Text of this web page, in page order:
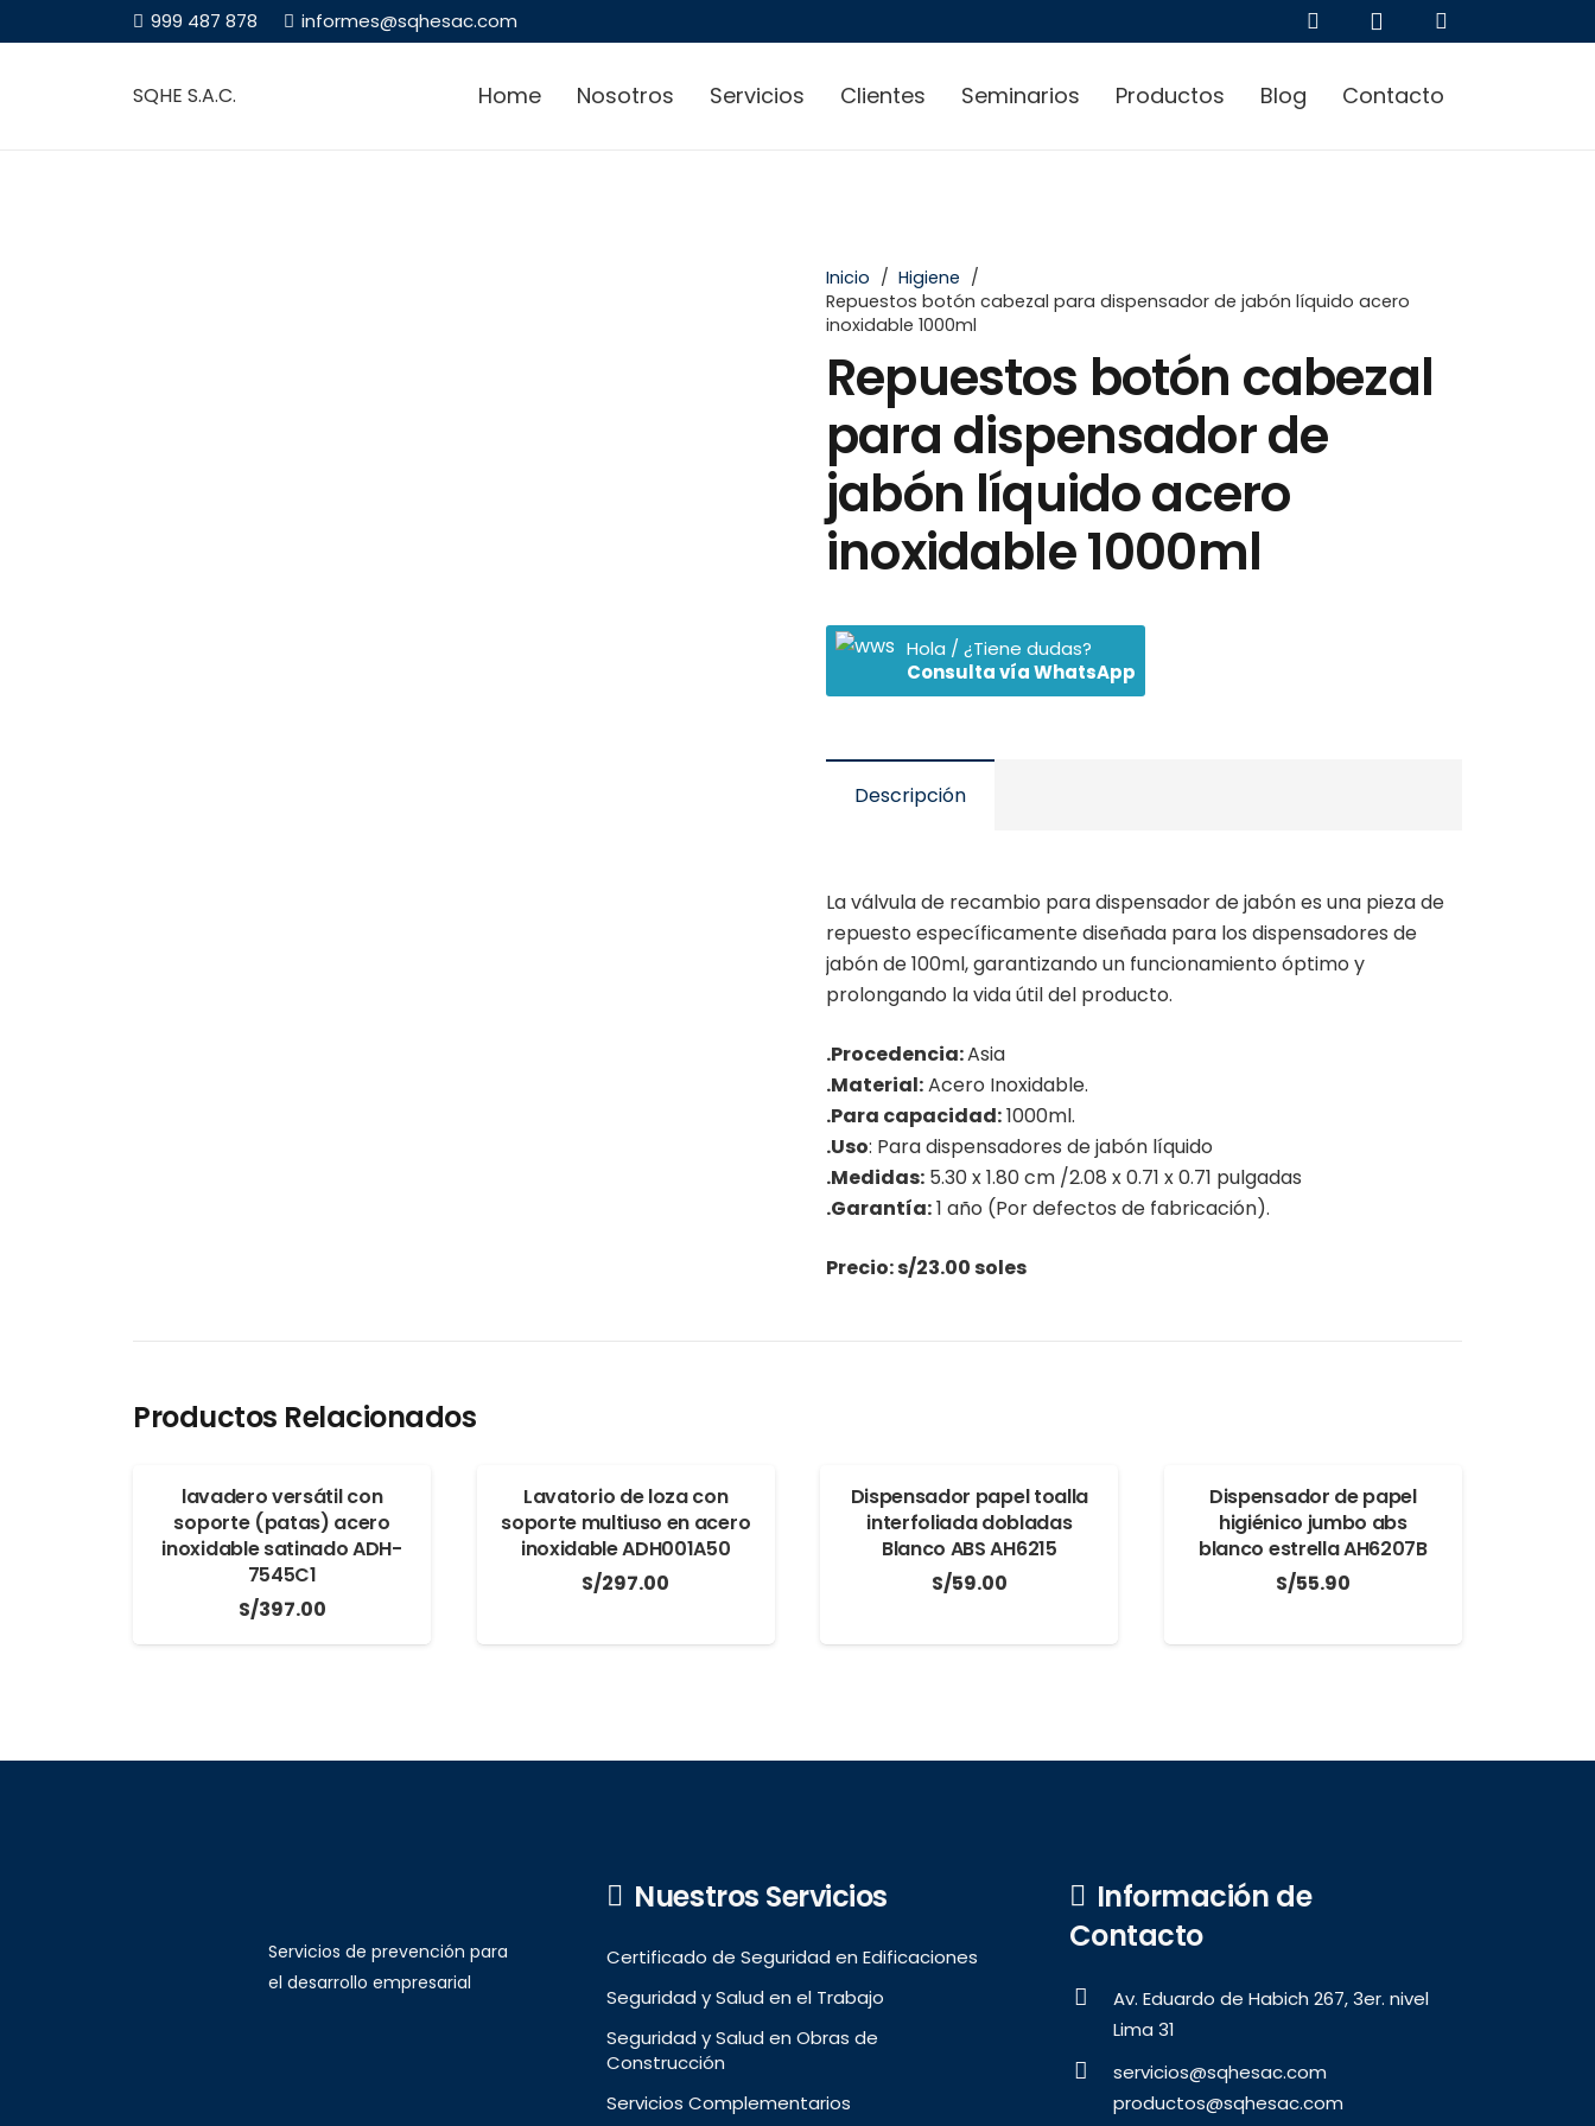
999 487 878 informes@sqhesac.com
SQHE S.A.C. Home Nosotros Servicios Clientes Seminarios Productos Blog Contacto
Inicio / Higiene /
Repuestos botón cabezal para dispensador de jabón líquido acero
inoxidable 1000ml
Repuestos botón cabezal
para dispensador de
jabón líquido acero
inoxidable 1000ml
Hola / ¿Tiene dudas?
Consulta vía WhatsApp
Descripción
La válvula de recambio para dispensador de jabón es una pieza de
repuesto específicamente diseñada para los dispensadores de
jabón de 100ml, garantizando un funcionamiento óptimo y
prolongando la vida útil del producto.
.Procedencia:Asia
.Material:Acero Inoxidable.
.Para capacidad:1000ml.
.Uso: Para dispensadores de jabón líquido
.Medidas: 5.30 x 1.80 cm /2.08 x 0.71 x 0.71 pulgadas
.Garantía:1 año (Por defectos de fabricación).
Precio: s/23.00 soles
Productos Relacionados
lavadero versátil con
soporte (patas) acero
inoxidable satinado ADH-
7545C1
S/397.00
Lavatorio de loza con
soporte multiuso en acero
inoxidable ADH001A50
S/297.00
Dispensador papel toalla
interfoliada dobladas
Blanco ABS AH6215
S/59.00
Dispensador de papel
higiénico jumbo abs
blanco estrella AH6207B
S/55.90
Servicios de prevención para
el desarrollo empresarial
Nuestros Servicios
Certificado de Seguridad en Edificaciones
Seguridad y Salud en el Trabajo
Seguridad y Salud en Obras de
Construcción
Servicios Complementarios
Información de
Contacto
Av. Eduardo de Habich 267, 3er. nivel
Lima 31
servicios@sqhesac.com
productos@sqhesac.com